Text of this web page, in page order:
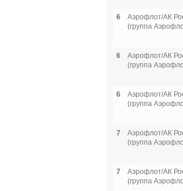
6
Аэрофлот/АК
(группа
6
Аэрофлот/АК
(группа
6
Аэрофлот/АК
(группа
7
Аэрофлот/АК
(группа
7
Аэрофлот/АК
(группа